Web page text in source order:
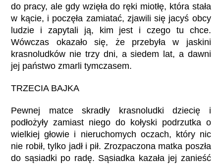
do pracy, ale gdy wzięła do ręki miotłę, która stała
w kącie, i poczęła zamiatać, zjawili się jacyś obcy
ludzie i zapytali ją, kim jest i czego tu chce.
Wówczas okazało się, że przebyła w jaskini
krasnoludków nie trzy dni, a siedem lat, a dawni
jej państwo zmarli tymczasem.
TRZECIA BAJKA
Pewnej matce skradły krasnoludki dziecię i
podłożyły zamiast niego do kołyski podrzutka o
wielkiej głowie i nieruchomych oczach, który nic
nie robił, tylko jadł i pił. Zrozpaczona matka poszła
do sąsiadki po radę. Sąsiadka kazała jej zanieść